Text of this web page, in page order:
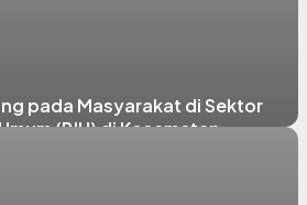
pada Masyarakat di Sektor
(PJU) di Kecamatan